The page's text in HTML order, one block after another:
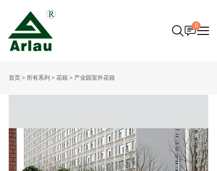
0
首页> 所有系列 > 花箱 > 产业园室外花箱